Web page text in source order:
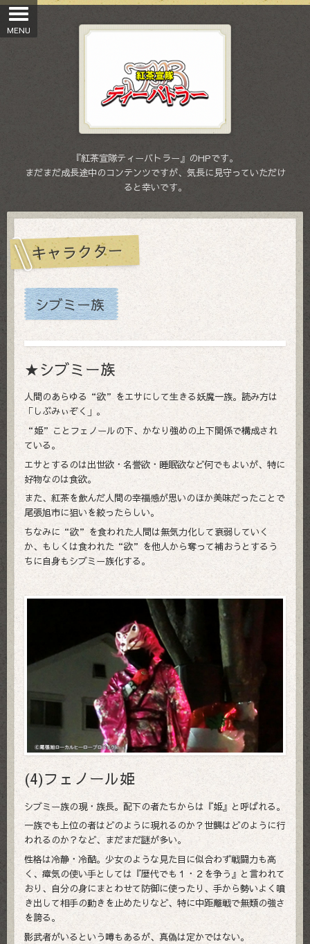
『紅茶宣隊ティーバトラー』のHPです。
まだまだ成長途中のコンテンツですが、気長に見守っていただけ
ると幸いです。
キャラクター
シブミー族
★シブミー族
人間のあらゆる“欲”をエサにして生きる妖魔一族。読み方は
「しぶみぃぞく」。
“姫”ことフェノールの下、かなり強めの上下関係で構成され
ている。
エサとするのは出世欲・名誉欲・睡眠欲など何でもよいが、特に
好物なのは食欲。
また、紅茶を飲んだ人間の幸福感が思いのほか美味だったことで
尾張旭市に狙いを絞ったらしい。
ちなみに“欲”を食われた人間は無気力化して衰弱していく
か、もしくは食われた“欲”を他人から奪って補おうとするう
ちに自身もシブミー族化する。
(4)フェノール姫
シブミー族の現・族長。配下の者たちからは『姫』と呼ばれる。
一族でも上位の者はどのように現れるのか？世襲はどのように行
われるのか？など、まだまだ謎が多い。
性格は冷静・冷酷。少女のような見た目に似合わず戦闘力も高
く、瘴気の使い手としては『歴代でも１・２を争う』と言われて
おり、自分の身にまとわせて防御に使ったり、手から勢いよく噴
き出して相手の動きを止めたりなど、特に中距離戦で無類の強さ
を誇る。
影武者がいるという噂もあるが、真偽は定かではない。